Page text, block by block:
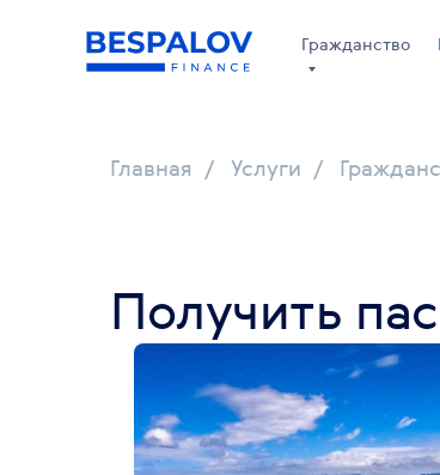
Гражданство
Главная / Услуги /
Получить